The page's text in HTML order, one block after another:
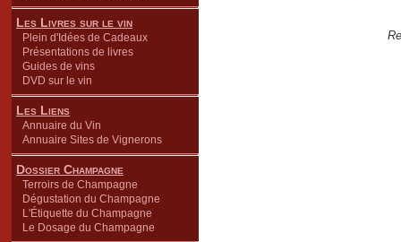
Les Livres sur le vin
Plein d'Idées de Cadeaux
Présentations de livres
Guides de vins
DVD sur le vin
Les Liens
Annuaire du Vin
Annuaire Sites de Vignerons
Dossier Champagne
Terroirs de Champagne
Dégustation du Champagne
L'Étiquette du Champagne
Le Dosage du Champagne